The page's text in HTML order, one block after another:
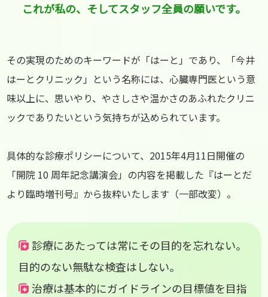
これが私の、そしてスタッフ全員の願いです。
その実現のためのキーワードが「はーと」であり、「今井
はーとクリニック」という名称には、心臓専門医という意
味以上に、思いやり、やさしさや温かさのあふれたクリニ
ックでありたいという気持ちが込められています。
具体的な診療ポリシーについて、2015年4月11日開催の
「開院 10 周年記念講演会」の内容を掲載した『はーとだ
より臨時増刊号』から抜粋いたします（一部改変）。
診療にあたっては常にその目的を忘れない。
目的のない無駄な検査はしない。
治療は基本的にガイドラインの目標値を目指